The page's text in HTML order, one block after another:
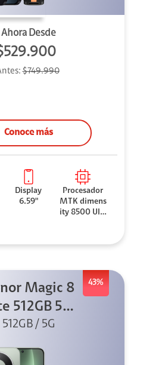
Ahora Desde
$749.990
Conoce más
Display
6.59"
Procesador
MTK dimens
ity 8500 Ultr
43%
Magic 8
512GB 5G
Verde
512GB / 5G